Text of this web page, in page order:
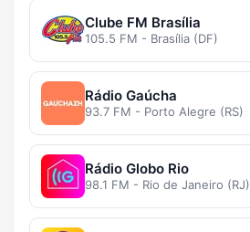
Clube FM Brasília
105.5 FM - Brasília (DF)
Rádio Gaúcha
93.7 FM - Porto Alegre (RS)
Rádio Globo Rio
98.1 FM - Rio de Janeiro (RJ)